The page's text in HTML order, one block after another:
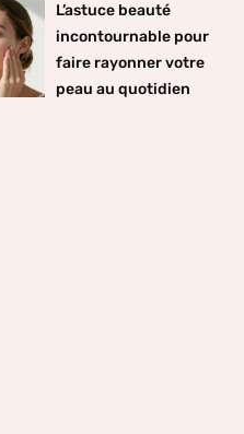
L’astuce beauté
incontournable pour
faire rayonner votre
peau au quotidien